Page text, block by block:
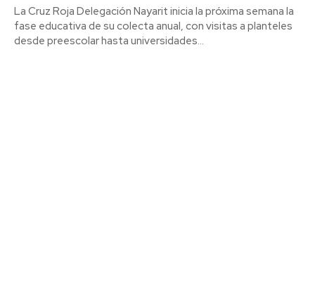
La Cruz Roja Delegación Nayarit inicia la próxima semana la
fase educativa de su colecta anual, con visitas a planteles
desde preescolar hasta universidades...